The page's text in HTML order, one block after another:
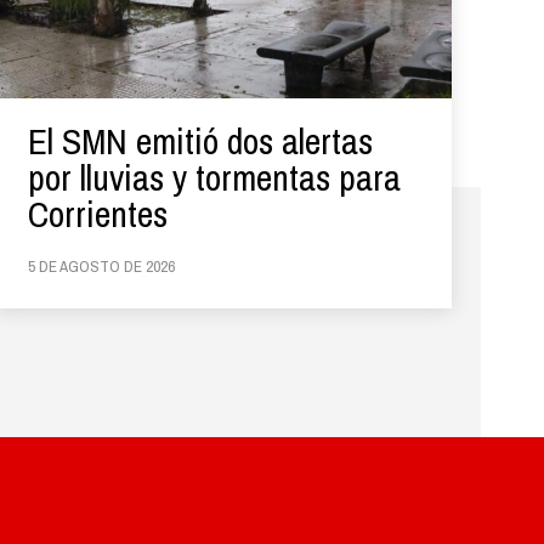
El SMN emitió dos alertas
por lluvias y tormentas para
Corrientes
5 DE AGOSTO DE 2026